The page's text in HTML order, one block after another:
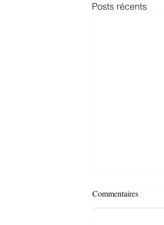
Posts récents
Commentaires